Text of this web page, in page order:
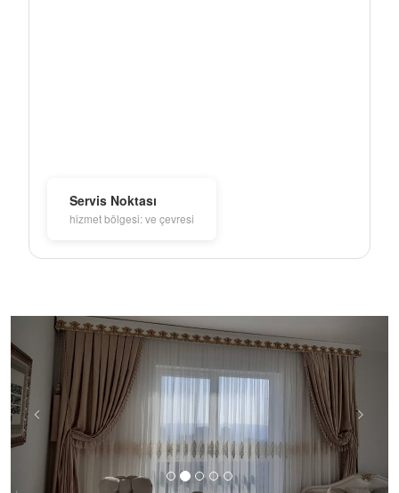
Servis Noktası
hizmet bölgesi: ve çevresi
Previous